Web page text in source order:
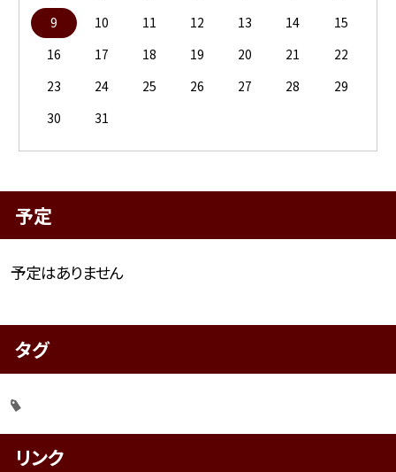
9
10 11 12 13 14
15
16
17 18 19 20 21
22
23
24 25 26 27 28
29
30
31
予定
予定はありません
タグ
リンク